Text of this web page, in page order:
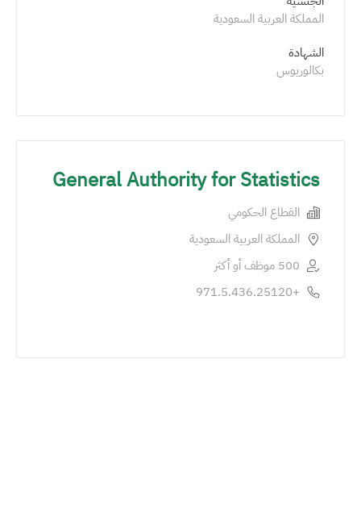
المملكة العربية السعودية
الشهادة
بكالوريوس
General Authority for Statistics
القطاع الحكومي
المملكة العربية السعودية
500 موظف أو أكثر
+971.5.436.25120